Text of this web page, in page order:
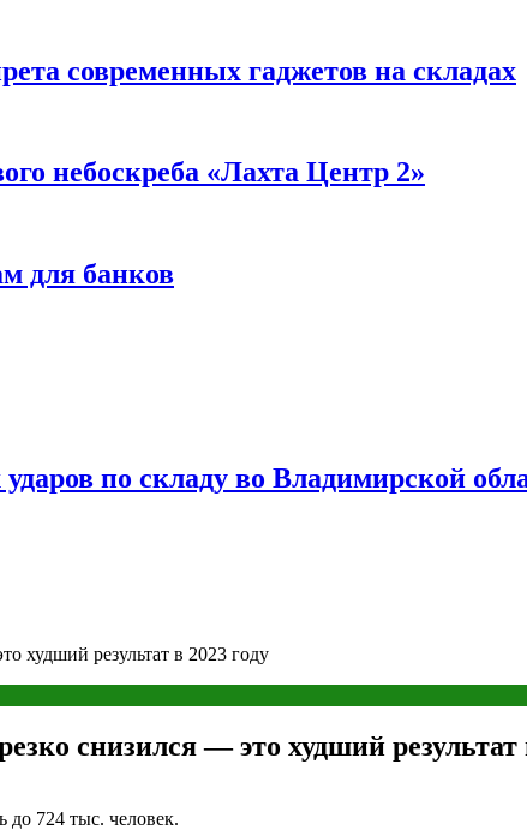
современных гаджетов на складах
небоскреба «Лахта Центр 2»
для банков
по складу во Владимирской
худший результат в 2023 году
снизился — это худший результат
до 724 тыс. человек.